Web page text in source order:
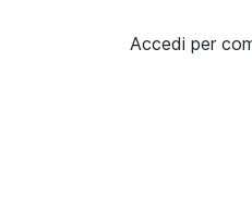
Accedi per